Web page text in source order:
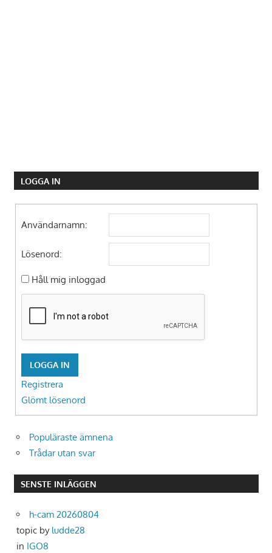
LOGGA IN
Användarnamn:
Lösenord:
Håll mig inloggad
LOGGA IN
Registrera
Glömt lösenord
Populäraste ämnena
Trådar utan svar
SENSTE INLÄGGEN
h-cam 20260804
topic by ludde28
in IGO8